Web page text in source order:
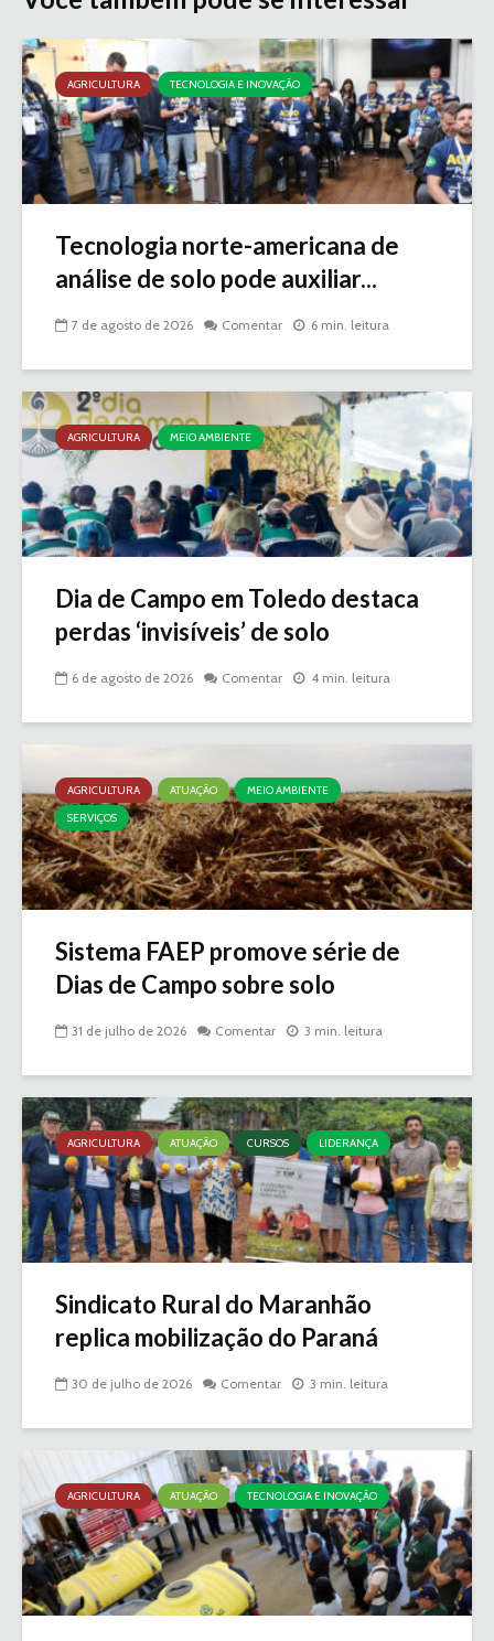
AGRICULTURA TECNOLOGIA E INOVAÇÃO
Tecnologia norte-americana de
análise de solo pode auxiliar...
7 de agosto de 2026 Comentar 6 min. leitura
AGRICULTURA MEIO AMBIENTE
Dia de Campo em Toledo destaca
perdas ‘invisíveis’ de solo
6 de agosto de 2026 Comentar 4 min. leitura
AGRICULTURA ATUAÇÃO
MEIO AMBIENTE
SERVIÇOS
Sistema FAEP promove série de
Dias de Campo sobre solo
31 de julho de 2026 Comentar 3 min. leitura
AGRICULTURA ATUAÇÃO CURSOS LIDERANÇA
Sindicato Rural do Maranhão
replica mobilização do Paraná
30 de julho de 2026 Comentar 3 min. leitura
AGRICULTURA ATUAÇÃO TECNOLOGIA E INOVAÇÃO